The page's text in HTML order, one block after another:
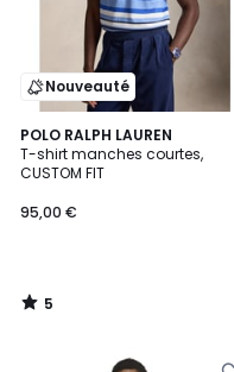
Nouveauté
POLO RALPH LAUREN
T-shirt manches courtes,
CUSTOM FIT
95,00 €
5
/
5
5
/